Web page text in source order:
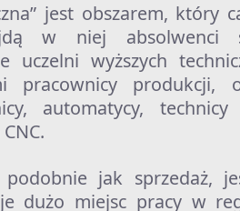
jest obszarem, który
w niej absolwenci
uczelni wyższych
pracownicy produkcji,
automatycy,
podobnie jak sprzedaż,
dużo miejsc pracy w